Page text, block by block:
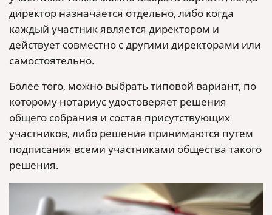
директор назначается отдельно, либо когда
каждый участник является директором и
действует совместно с другими директорами или
самостоятельно.
Более того, можно выбрать типовой вариант, по
которому нотариус удостоверяет решения
общего собрания и состав присутствующих
участников, либо решения принимаются путем
подписания всеми участниками общества такого
решения.